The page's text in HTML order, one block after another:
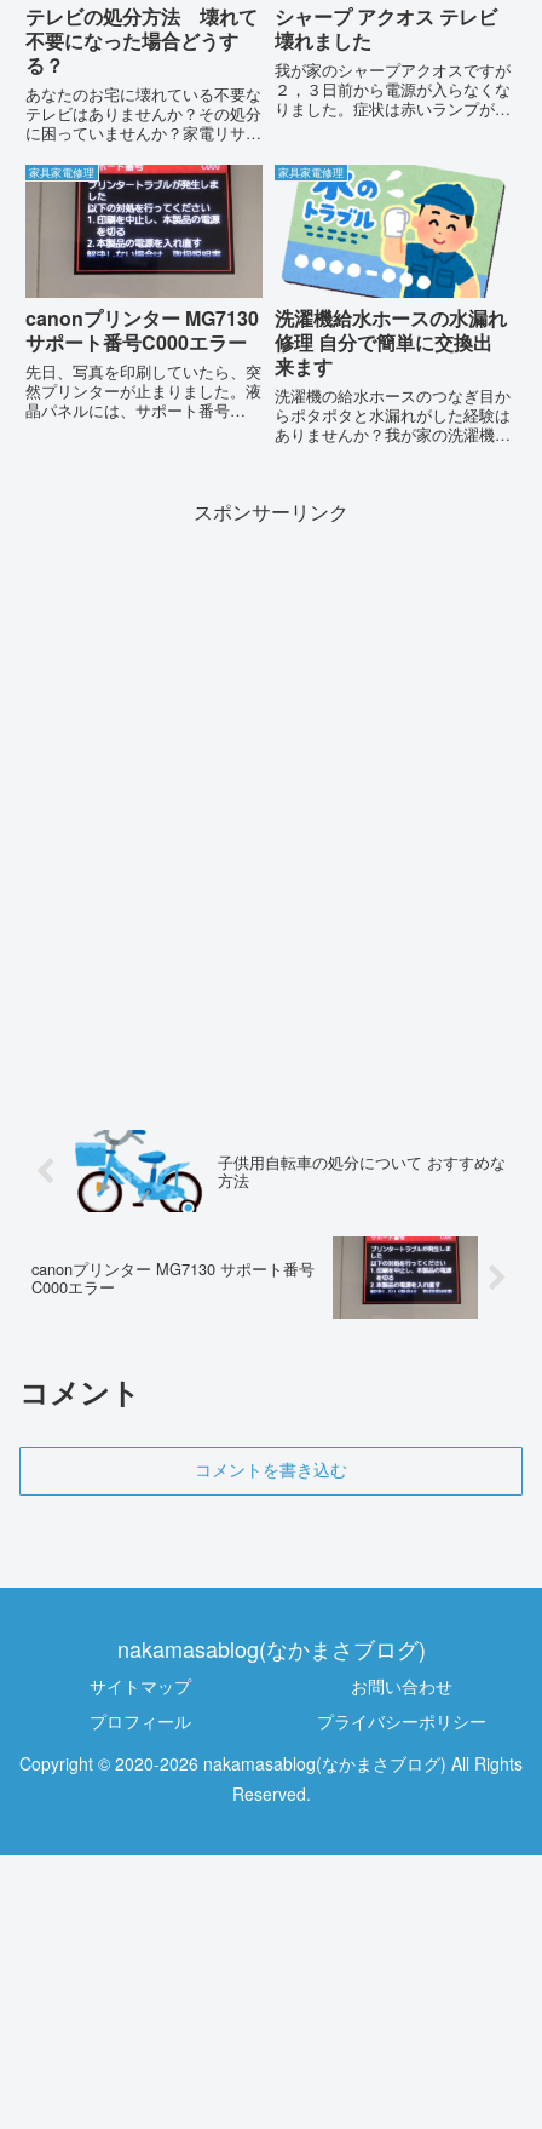
テレビの処分方法 壊れて
不要になった場合どうす
る？
あなたのお宅に壊れている不要な
テレビはありませんか？その処分
に困っていませんか？家電リサイ
大ごみとして出すことができませ
ん。そのため、テレビの回収は特
定のお店や一般廃棄物運搬業の認
可を受けている業者が行うこと
シャープ アクオス テレビ
壊れました
我が家のシャープアクオスですが
２，３日前から電源が入らなくな
りました。症状は赤いランプが点
を押しながらコンセントを差し込
み、一度電源ボタンを放し、再
度、電源ボタンを押し続けると復
活...
家具家電修理
canonプリンター MG7130
サポート番号C000エラー
先日、写真を印刷していたら、突
然プリンターが止まりました。液
晶パネルには、サポート番号
止し、本製品の電源を切る２.本
家具家電修理
洗濯機給水ホースの水漏れ
修理 自分で簡単に交換出
来ます
洗濯機の給水ホースのつなぎ目か
らポタポタと水漏れがした経験は
ありませんか？我が家の洗濯機は
見ていたら蛇口と給水ホースのつ
スポンサーリンク
子供用自転車の処分について おすすめな
方法
canonプリンター MG7130 サポート番号
C000エラー
コメント
コメントを書き込む
nakamasablog(なかまさブログ)
サイトマップ
お問い合わせ
プロフィール
プライバシーポリシー
Copyright © 2020-2026 nakamasablog(なかまさブログ) All Rights
Reserved.